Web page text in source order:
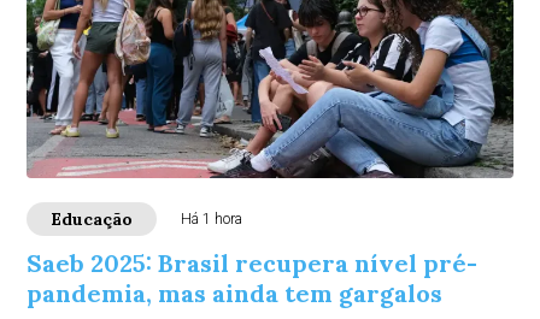
Educação Há 1 hora
Saeb 2025: Brasil recupera nível pré-
pandemia, mas ainda tem gargalos